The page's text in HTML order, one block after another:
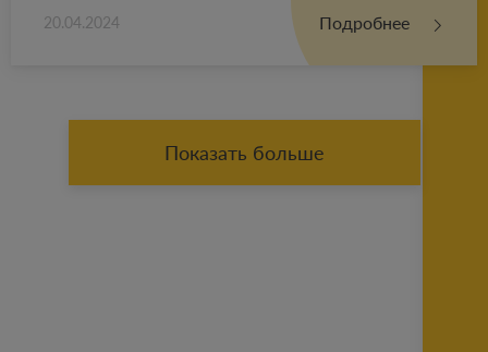
20.04.2024 Подробнее
Показать больше